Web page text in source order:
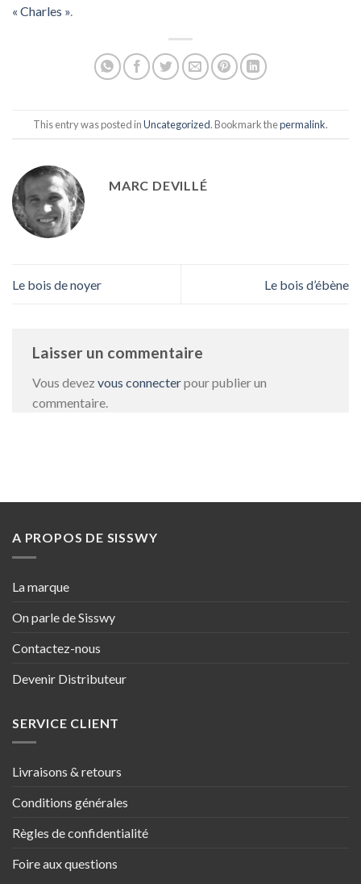
« Charles ».
This entry was posted inUncategorized. Bookmark thepermalink.
MARC DEVILLÉ
Le bois de noyer Le bois d’ébène
Laisser un commentaire
Vous devez vous connecterpour publier un
commentaire.
A PROPOS DE SISSWY
La marque
On parle de Sisswy
Contactez-nous
Devenir Distributeur
SERVICE CLIENT
Livraisons & retours
Conditions générales
Règles de confidentialité
Foire aux questions